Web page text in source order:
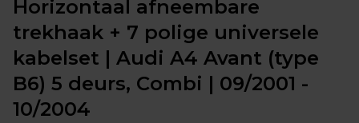
Horizontaal afneembare
trekhaak + 7 polige universele
kabelset | Audi A4 Avant (type
B6) 5 deurs, Combi | 09/2001 -
10/2004